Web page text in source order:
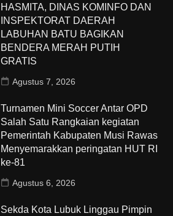
HASMITA, DINAS KOMINFO DAN
INSPEKTORAT DAERAH
LABUHAN BATU BAGIKAN
BENDERA MERAH PUTIH
GRATIS
Agustus 7, 2026
Turnamen Mini Soccer Antar OPD
Salah Satu Rangkaian kegiatan
Pemerintah Kabupaten Musi Rawas
Menyemarakkan peringatan HUT RI
ke-81
Agustus 6, 2026
Sekda Kota Lubuk Linggau Pimpin